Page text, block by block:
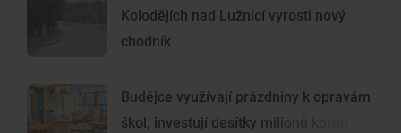
Kolodějích nad Lužnicí vyrostl nový
chodník
Budějce využívají prázdniny k opravám
škol, investují desítky milionů korun